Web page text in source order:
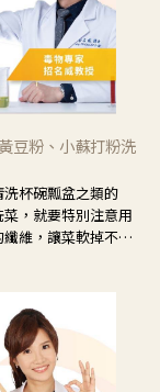
豆粉、小蘇打粉洗
杯碗瓢盆之類的
，就要特別注意用
維，讓菜軟掉不清